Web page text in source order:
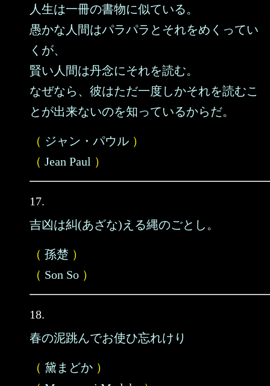
人生は一冊の書物に似ている。
愚かな人間はパラパラとそれをめくってい
くが、
賢い人間は丹念にそれを読む。
なぜなら、彼はただ一度しかそれを読むこ
とが出来ないのを知っているからだ。
（ ジャン・パウル ）
（ Jean Paul ）
17.
吉凶は糾(あざな)える縄のごとし。
（ 孫楚 ）
（ Son So ）
18.
春の泥跳んでお使ひ忘れけり
（ 黛まどか ）